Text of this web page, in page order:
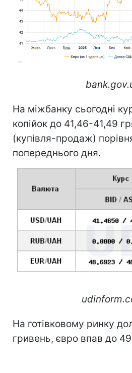
На міжбанку сьогодні
копійок до 41,46-41,49
(купівля-продаж)
попереднього дня.
На готівковому ринку
гривень, євро впав до